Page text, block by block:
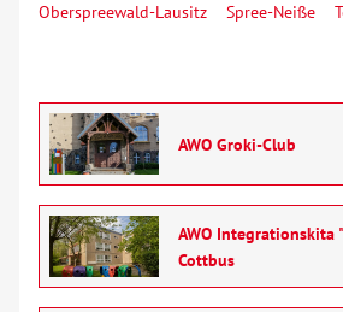
Jugendweihe
Kitas
Netzwerk Gesunde Kinder
Oberspreewald-Lausitz
Spree-Neiße
AWO Groki-Club
AWO Integrationskita
Cottbus